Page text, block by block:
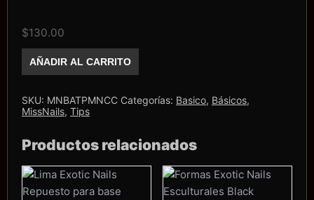
$130.00
Missnails
Mini
colita
de
aplicación
AÑADIR AL CARRITO
SKU: MNBATPMNCC Categorías: Basico, Básicos,
MissNails, Tips
Productos relacionados